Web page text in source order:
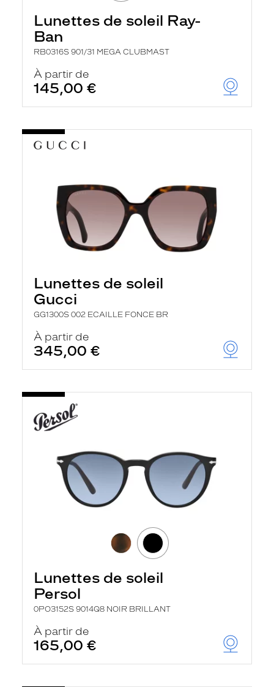
Lunettes de soleil Ray-
Ban
RB0316S 901/31 MEGA CLUBMAST
À partir de
145,00 €
Lunettes de soleil
Gucci
GG1300S 002 ECAILLE FONCE BR
À partir de
345,00 €
Lunettes de soleil
Persol
0PO3152S 9014Q8 NOIR BRILLANT
À partir de
165,00 €